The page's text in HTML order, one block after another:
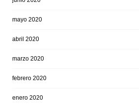
mayo 2020
abril 2020
marzo 2020
febrero 2020
enero 2020